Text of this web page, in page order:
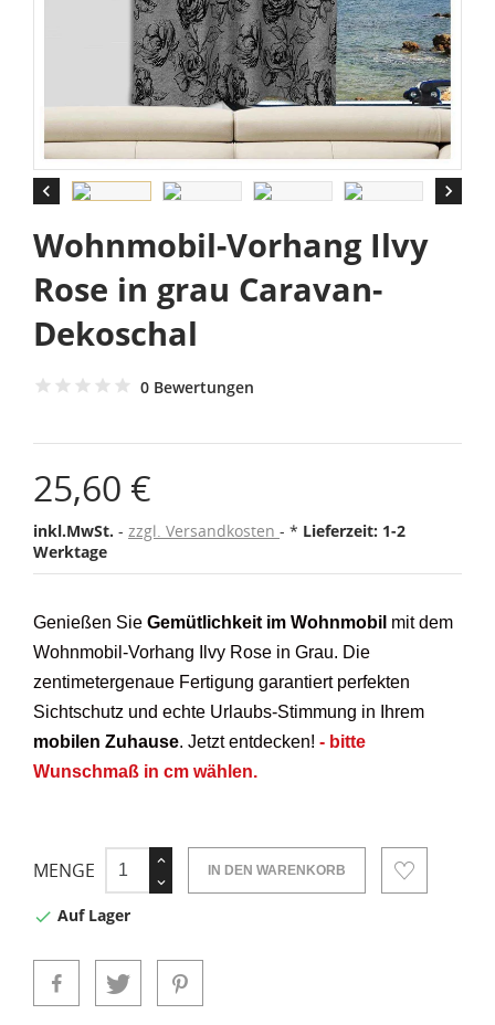
 
Wohnmobil-Vorhang Ilvy
Rose in grau Caravan-
Dekoschal
0 Bewertungen
25,60 €
inkl.MwSt. zzgl. Versandkosten * Lieferzeit: 1-2
Werktage
Genießen Sie Gemütlichkeit im Wohnmobil mit dem
Wohnmobil-Vorhang Ilvy Rose in Grau. Die
zentimetergenaue Fertigung garantiert perfekten
Sichtschutz und echte Urlaubs-Stimmung in Ihrem
mobilen Zuhause. Jetzt entdecken! - bitte
Wunschmaß in cm wählen.
MENGE IN DEN WARENKORB
 Auf Lager